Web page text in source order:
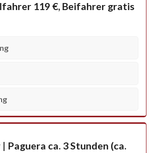
119 €, Beifahrer gratis
Paguera ca. 3 Stunden (ca.